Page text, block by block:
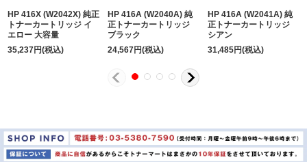
HP 416X (W2042X) 純正
トナーカートリッジ イ
エロー 大容量
35,237円(税込)
HP 416A (W2040A) 純
正トナーカートリッジ
ブラック
24,567円(税込)
HP 416A (W2041A) 純
正トナーカートリッジ
シアン
31,485円(税込)